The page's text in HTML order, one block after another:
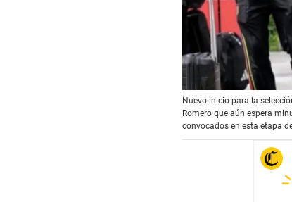
00:00 01:18
Nuevo inicio para la
Romero que aún espera
convocados en esta etapa